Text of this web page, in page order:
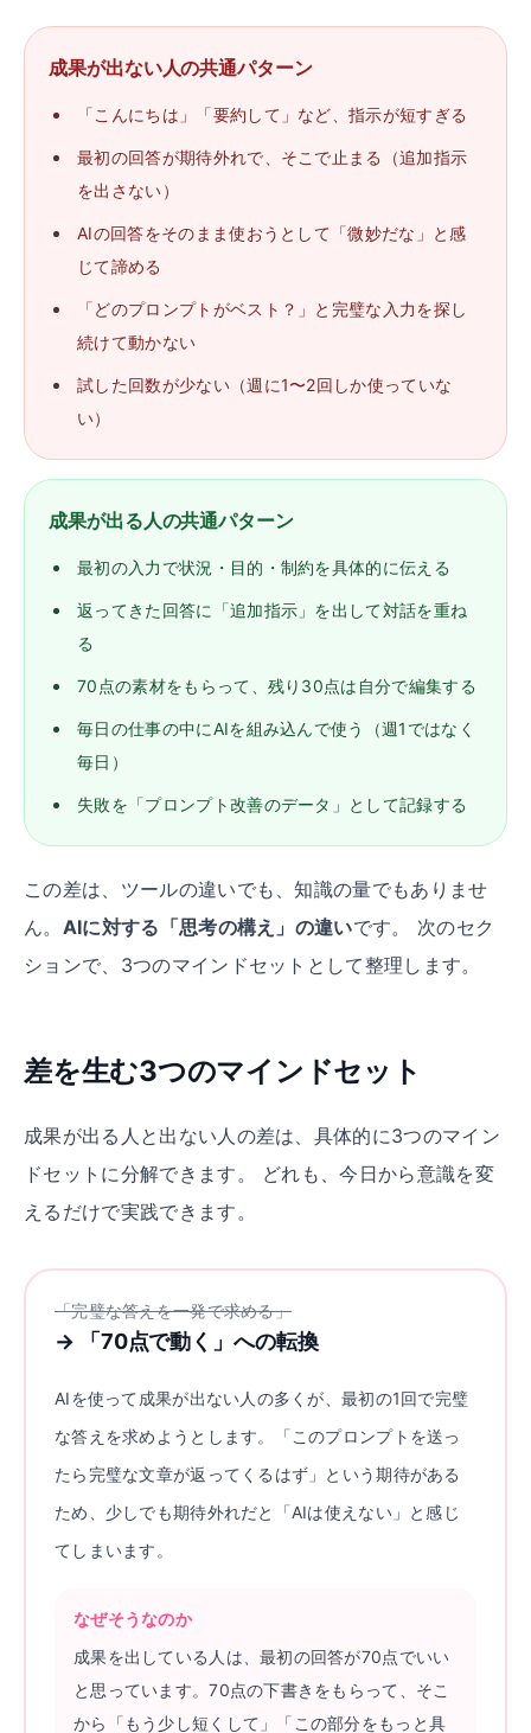
成果が出ない人の共通パターン
「こんにちは」「要約して」など、指示が短すぎる
最初の回答が期待外れで、そこで止まる（追加指示
を出さない）
AIの回答をそのまま使おうとして「微妙だな」と感
じて諦める
「どのプロンプトがベスト？」と完璧な入力を探し
続けて動かない
試した回数が少ない（週に1〜2回しか使っていな
い）
成果が出る人の共通パターン
最初の入力で状況・目的・制約を具体的に伝える
返ってきた回答に「追加指示」を出して対話を重ね
る
70点の素材をもらって、残り30点は自分で編集する
毎日の仕事の中にAIを組み込んで使う（週1ではなく
毎日）
失敗を「プロンプト改善のデータ」として記録する
この差は、ツールの違いでも、知識の量でもありませ
ん。 AIに対する「思考の構え」の違いです。 次のセク
ションで、3つのマインドセットとして整理します。
差を生む3つのマインドセット
成果が出る人と出ない人の差は、具体的に3つのマイン
ドセットに分解できます。 どれも、今日から意識を変
えるだけで実践できます。
「完璧な答えを一発で求める」
→ 「70点で動く」への転換
AIを使って成果が出ない人の多くが、最初の1回で完璧
な答えを求めようとします。「このプロンプトを送っ
たら完璧な文章が返ってくるはず」という期待がある
ため、少しでも期待外れだと「AIは使えない」と感じ
てしまいます。
なぜそうなのか
成果を出している人は、最初の回答が70点でいい
と思っています。70点の下書きをもらって、そこ
から「もう少し短くして」「この部分をもっと具